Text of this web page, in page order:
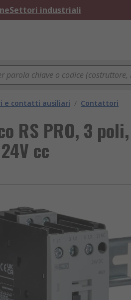
Settori industriali
e contatti ausiliari / Contattori
RS PRO, 3
cc